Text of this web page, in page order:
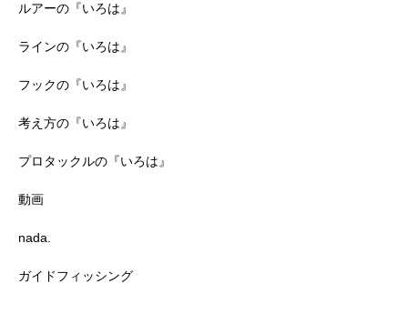
ルアーの『いろは』
ラインの『いろは』
フックの『いろは』
考え方の『いろは』
プロタックルの『いろは』
動画
nada.
ガイドフィッシング